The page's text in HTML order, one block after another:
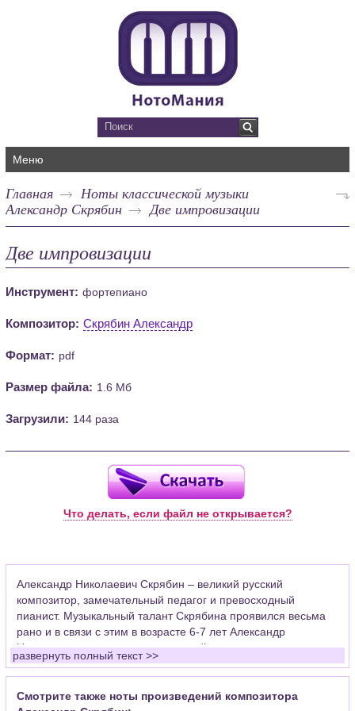
Меню
Главная
Ноты классической музыки
Александр Скрябин
Две импровизации
Две импровизации
Инструмент: фортепиано
Композитор: Скрябин Александр
Формат: pdf
Размер файла: 1.6 Мб
Загрузили: 144 раза
Что делать, если файл не открывается?
Александр Николаевич Скрябин – великий русский
композитор, замечательный педагог и превосходный
пианист. Музыкальный талант Скрябина проявился весьма
рано и в связи с этим в возрасте 6-7 лет Александр
Николаевич уже занимался музыкой с такими
великолепными педагогами как Г.Э.Конюс и Н.В.Зверев.
Любовь к музыке не ослабевала, а с каждым годом
становилась все сильней и сильней, она являлась смыслом
развернуть полный текст >>
Смотрите также ноты произведений композитора